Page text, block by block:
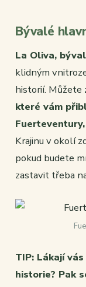
Bývalé
La Oliva,
klidným
historií. Můžete
které vám
Krajinu v okolí
pokud budete
zastavit třeba
TIP: Lákají
historie? Pak